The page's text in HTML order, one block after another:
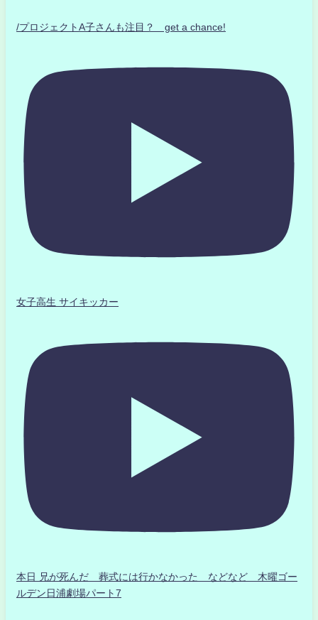
/プロジェクトA子さんも注目？ get a chance!
女子高生 サイキッカー
本日 兄が死んだ 葬式には行かなかった などなど 木曜ゴー
ルデン日浦劇場パート7